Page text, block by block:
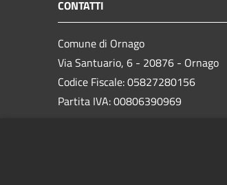
CONTATTI
Comune di Ornago
Via Santuario, 6 - 20876 - Ornago
Codice Fiscale: 05827280156
Partita IVA: 00806390969